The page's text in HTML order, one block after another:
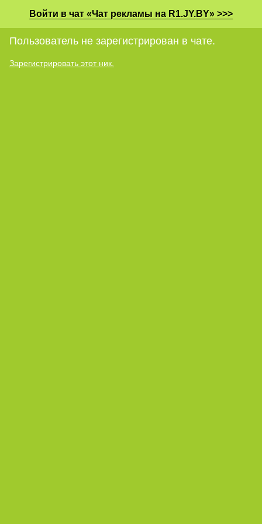
Войти в чат «Чат рекламы на R1.JY.BY» >>>
Пользователь не зарегистрирован в чате.
Зарегистрировать этот ник.